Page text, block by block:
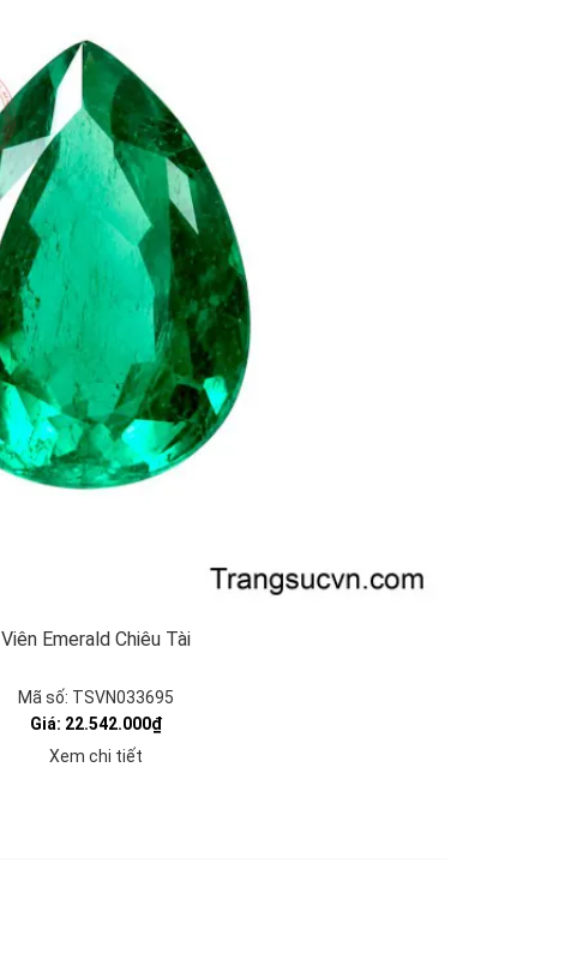
Viên Emerald Chiêu Tài
Mã số: TSVN033695
Giá: 22.542.000₫
Xem chi tiết